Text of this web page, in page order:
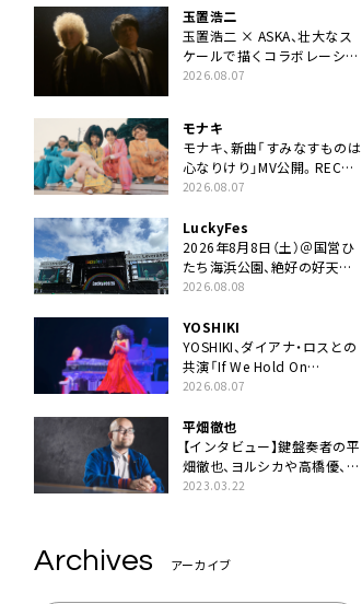
玉置浩二
玉置浩二 × ASKA、壮大なス
ケールで描くコラボレーショ
ン曲「音銀河」リリース決定。
2026.08.07
モナキ
モナキ、新曲「すみなすものは
心なりけり」MV公開。RECの
ギターにEvery Little Thing・
2026.08.07
LuckyFes
2026年8月8日（土）＠国営ひ
たち海浜公園、絶好の好天の
中＜LuckyFes’26＞開幕
2026.08.08
YOSHIKI
YOSHIKI、ダイアナ・ロスとの
共演「If We Hold On
Together」ライブ映像公開
2026.08.07
平畑徹也
【インタビュー】鍵盤奏者の平
畑徹也、ヨルシカや高橋優、キ
タニタツヤなど9名のゲスト
2023.03.22
Archives アーカイブ